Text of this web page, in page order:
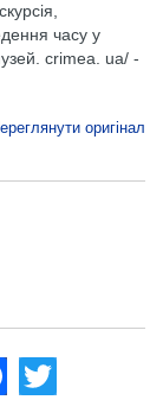
часу у
crimea. ua/ -
оригінал